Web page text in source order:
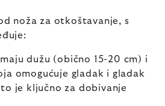
noža za otkoštavanje, s
dužu (obično 15-20 cm) i
omogućuje gladak i gladak
je ključno za dobivanje